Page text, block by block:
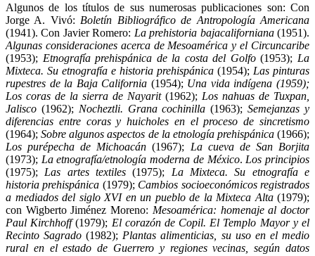
Algunos de los títulos de sus numerosas publicaciones son: Con
Jorge A. Vivó: Boletín Bibliográfico de Antropología Americana
(1941). Con Javier Romero: La prehistoria bajacaliforniana(1951).
Algunas consideraciones acerca de Mesoamérica y el Circuncaribe
(1953); Etnografía prehispánica de la costa del Golfo(1953); La
Mixteca. Su etnografía e historia prehispánica (1954); Las pinturas
rupestres de la Baja California (1954); Una vida indígena (1959);
Los coras de la sierra de Nayarit (1962); Los nahuas de Tuxpan,
Jalisco (1962); Nocheztli. Grana cochinilla(1963);Semejanzas y
diferencias entre coras y huicholes en el proceso de sincretismo
(1964);Sobre algunos aspectos de la etnología prehispánica(1966);
Los purépecha de Michoacán (1967); La cueva de San Borjita
(1973); La etnografía/etnología moderna de México. Los principios
(1975); Las artes textiles (1975); La Mixteca. Su etnografía e
historia prehispánica (1979); Cambios socioeconómicos registrados
a mediados del siglo XVI en un pueblo de la Mixteca Alta (1979);
con Wigberto Jiménez Moreno: Mesoamérica: homenaje al doctor
Paul Kirchhoff(1979); El corazón de Copil. El Templo Mayor y el
Recinto Sagrado(1982); Plantas alimenticias, su uso en el medio
rural en el estado de Guerrero y regiones vecinas, según datos